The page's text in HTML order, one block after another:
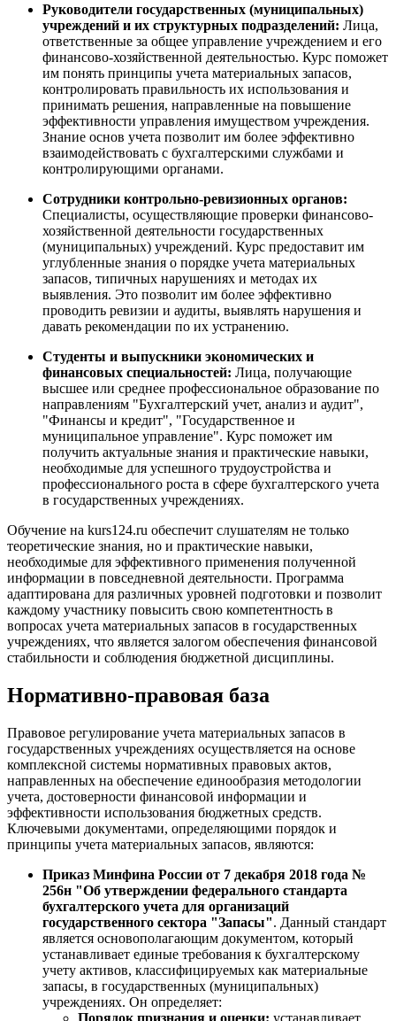
Руководители государственных (муниципальных)
учреждений и их структурных подразделений: Лица,
ответственные за общее управление учреждением и его
финансово-хозяйственной деятельностью. Курс поможет
им понять принципы учета материальных запасов,
контролировать правильность их использования и
принимать решения, направленные на повышение
эффективности управления имуществом учреждения.
Знание основ учета позволит им более эффективно
взаимодействовать с бухгалтерскими службами и
контролирующими органами.
Сотрудники контрольно-ревизионных органов:
Специалисты, осуществляющие проверки финансово-
хозяйственной деятельности государственных
(муниципальных) учреждений. Курс предоставит им
углубленные знания о порядке учета материальных
запасов, типичных нарушениях и методах их
выявления. Это позволит им более эффективно
проводить ревизии и аудиты, выявлять нарушения и
давать рекомендации по их устранению.
Студенты и выпускники экономических и
финансовых специальностей: Лица, получающие
высшее или среднее профессиональное образование по
направлениям "Бухгалтерский учет, анализ и аудит",
"Финансы и кредит", "Государственное и
муниципальное управление". Курс поможет им
получить актуальные знания и практические навыки,
необходимые для успешного трудоустройства и
профессионального роста в сфере бухгалтерского учета
в государственных учреждениях.
Обучение на kurs124.ru обеспечит слушателям не только
теоретические знания, но и практические навыки,
необходимые для эффективного применения полученной
информации в повседневной деятельности. Программа
адаптирована для различных уровней подготовки и позволит
каждому участнику повысить свою компетентность в
вопросах учета материальных запасов в государственных
учреждениях, что является залогом обеспечения финансовой
стабильности и соблюдения бюджетной дисциплины.
Нормативно-правовая база
Правовое регулирование учета материальных запасов в
государственных учреждениях осуществляется на основе
комплексной системы нормативных правовых актов,
направленных на обеспечение единообразия методологии
учета, достоверности финансовой информации и
эффективности использования бюджетных средств.
Ключевыми документами, определяющими порядок и
принципы учета материальных запасов, являются:
Приказ Минфина России от 7 декабря 2018 года №
256н "Об утверждении федерального стандарта
бухгалтерского учета для организаций
государственного сектора "Запасы". Данный стандарт
является основополагающим документом, который
устанавливает единые требования к бухгалтерскому
учету активов, классифицируемых как материальные
запасы, в государственных (муниципальных)
учреждениях. Он определяет:
Порядок признания и оценки: устанавливает